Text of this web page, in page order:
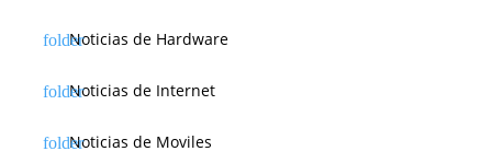
Noticias de Hardware
Noticias de Internet
Noticias de Moviles